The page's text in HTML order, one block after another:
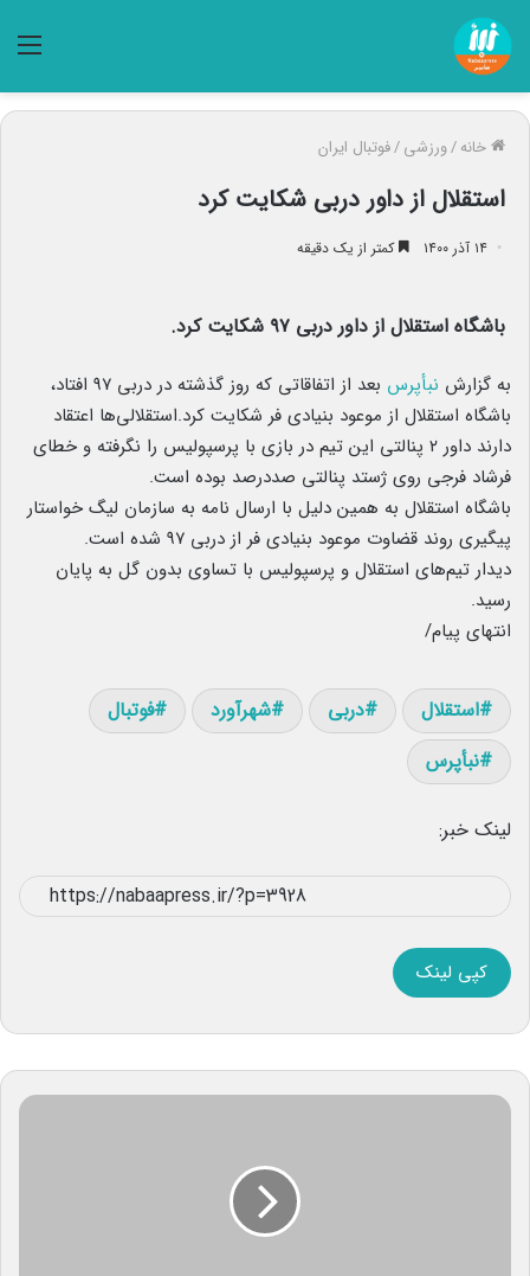
خانه/ورزشی/فوتبال ایران
استقلال از داور دربی شکایت کرد
۱۴ آذر ۱۴۰۰ کمتر از یک دقیقه
باشگاه استقلال از داور دربی ۹۷ شکایت کرد.
به گزارش نبأپرس
بعد از اتفاقاتی که روز گذشته در دربی ۹۷ افتاد،
باشگاه استقلال از موعود بنیادی فر شکایت کرد.استقلالی‌ها اعتقاد
دارند داور ۲ پنالتی این تیم در بازی با پرسپولیس را نگرفته و خطای
فرشاد فرجی روی ژستد پنالتی صددرصد بوده است.
باشگاه استقلال به همین دلیل با ارسال نامه به سازمان لیگ خواستار
پیگیری روند قضاوت موعود بنیادی فر از دربی ۹۷ شده است.
دیدار تیم‌های استقلال و پرسپولیس با تساوی بدون گل به پایان
رسید.
انتهای پیام/
استقلال دربی شهرآورد
فوتبال
نبأپرس
لینک خبر:
کپی لینک